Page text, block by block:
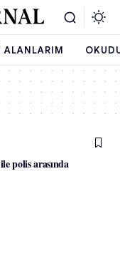
ALANLARIM
polis arasında